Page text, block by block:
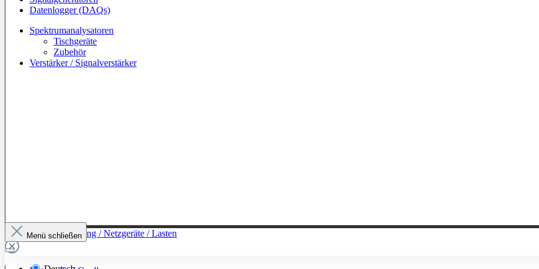
Datenlogger (DAQs)
Spektrumanalysatoren
Tischgeräte
Zubehör
Verstärker / Signalverstärker
Zur Kategorie: Leistung / Netzgeräte / Lasten
Menü schließen